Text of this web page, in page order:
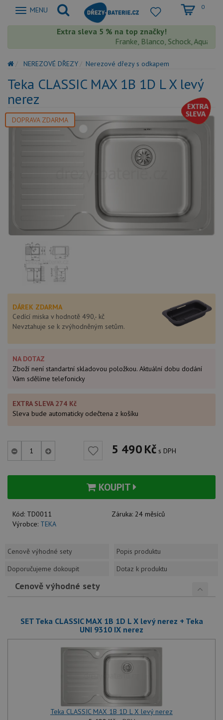
Zobrazit
MENU 0
Extra sleva 5 % na top značky!
Franke, Blanco, Schock,
NEREZOVÉ DŘEZY Nerezové dřezy s odkapem
Teka CLASSIC MAX 1B 1D L X levý
nerez
DOPRAVA ZDARMA
DÁREK ZDARMA
Cedící miska v hodnotě 490,- kč
Nevztahuje se k zvýhodněným setům.
NA DOTAZ
Zboží není standartní skladovou položkou. Aktuální dobu dodání
Vám sdělíme telefonicky
EXTRA SLEVA 274 Kč
Sleva bude automaticky odečtena z košíku
5 490Kč s DPH
KOUPIT
Kód: TD0011 Záruka: 24 měsíců
Výrobce: TEKA
Cenově výhodné sety
Popis produktu
Doporučujeme dokoupit
Dotaz k produktu
Cenově výhodné sety
SET Teka CLASSIC MAX 1B 1D L X levý nerez + Teka
UNI 9310 IX nerez
Teka CLASSIC MAX 1B 1D L X levý nerez